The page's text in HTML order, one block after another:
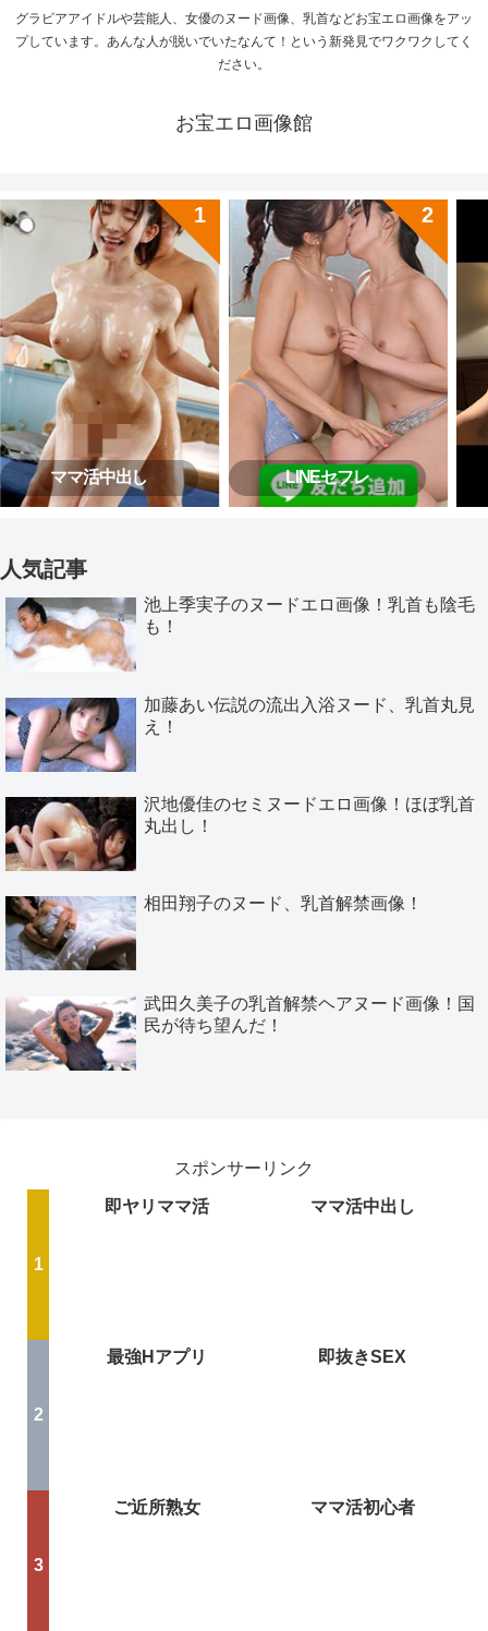
グラビアアイドルや芸能人、女優のヌード画像、乳首などお宝エロ画像をアッ
プしています。あんな人が脱いでいたなんて！という新発見でワクワクしてく
ださい。
お宝エロ画像館
ママ活中出し LINEセフレ
人気記事
池上季実子のヌードエロ画像！乳首も陰毛
も！
加藤あい伝説の流出入浴ヌード、乳首丸見
え！
沢地優佳のセミヌードエロ画像！ほぼ乳首
丸出し！
相田翔子のヌード、乳首解禁画像！
武田久美子の乳首解禁ヘアヌード画像！国
民が待ち望んだ！
スポンサーリンク
即ヤリママ活 ママ活中出し
最強Hアプリ 即抜きSEX
ご近所熟女 ママ活初心者